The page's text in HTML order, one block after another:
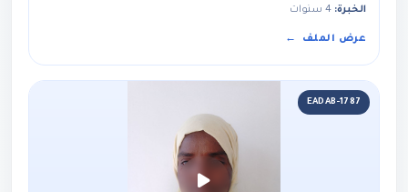
الخبرة:
عرض الملف
EADAB-1787